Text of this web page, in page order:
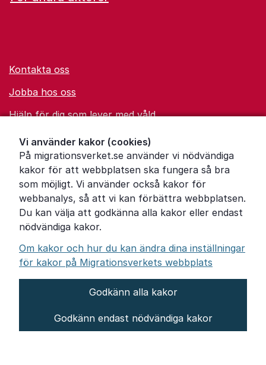
Vi använder kakor (cookies)
På migrationsverket.se använder vi nödvändiga
kakor för att webbplatsen ska fungera så bra
som möjligt. Vi använder också kakor för
webbanalys, så att vi kan förbättra webbplatsen.
Du kan välja att godkänna alla kakor eller endast
nödvändiga kakor.
Om kakor och hur du kan ändra dina inställningar
för kakor på Migrationsverkets webbplats
Godkänn alla kakor
Godkänn endast nödvändiga kakor
Kontakta oss
Jobba hos oss
Hjälp för dig som lever med våld
Ordförklaringar
Om Migrationsverket
Pressrum
Tillgänglighetsredogörelse
Other languages
Behandling av personuppgifter